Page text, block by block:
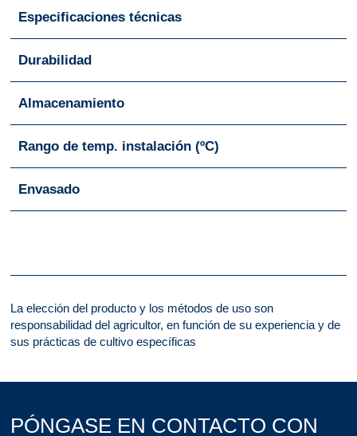
Especificaciones técnicas
Durabilidad
Almacenamiento
Rango de temp. instalación (ºC)
Envasado
La elección del producto y los métodos de uso son
responsabilidad del agricultor, en función de su experiencia y de
sus prácticas de cultivo específicas
PÓNGASE EN CONTACTO CON